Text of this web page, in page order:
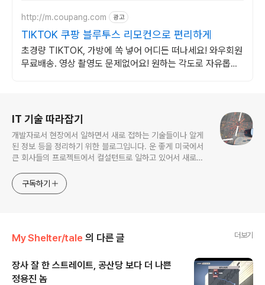
http://m.coupang.com 광고
TIKTOK 쿠팡 블루투스 리모컨으로 편리하게
초경량 TIKTOK, 가방에 쏙 넣어 어디든 떠나세요! 와우회원
무료배송. 영상 촬영도 문제없어요! 원하는 각도로 자유롭게
IT 기술 따라잡기
개발자로서 현장에서 일하면서 새로 접하는 기술들이나 알게
된 정보 등을 정리하기 위한 블로그입니다. 운 좋게 미국에서
큰 회사들의 프로젝트에서 컬설턴트로 일하고 있어서 새로운
사용되는 툴들에 대해 많은 분들과 정보를 공유하고 싶습니다.
구독하기
My Shelter/tale 의 다른 글 더보기
장사 잘 한 스트레이트, 공산당 보다 더 나쁜
정용진 놈